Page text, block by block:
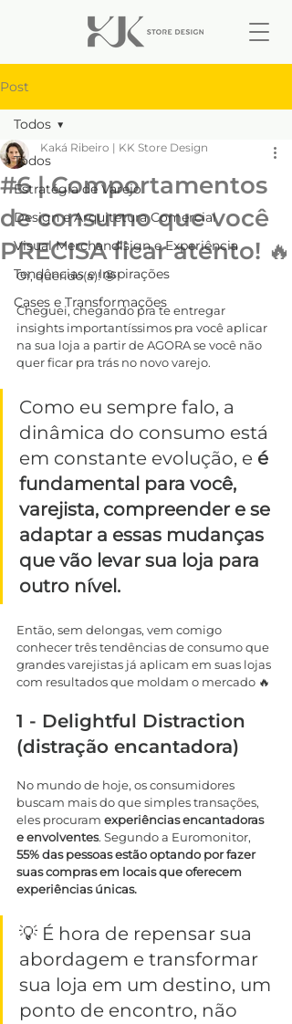
Post
Todos
Estratégia de Varejo
Design e Arquitetura Comercial
Visual Merchandisign e Experiência
Tendências e Inspirações
Cases e Transformações
Todos
#6 | Comportamentos
de consumo que você
PRECISA ficar atento! 🔥
Kaká Ribeiro | KK Store Design
Oi, querido(a)! 🤩
Cheguei, chegando pra te entregar
insights importantíssimos pra você aplicar
na sua loja a partir de AGORA se você não
quer ficar pra trás no novo varejo.
Como eu sempre falo, a
dinâmica do consumo está
em constante evolução, e é
fundamental para você,
varejista, compreender e se
adaptar a essas mudanças
que vão levar sua loja para
outro nível.
Então, sem delongas, vem comigo
conhecer três tendências de consumo que
grandes varejistas já aplicam em suas lojas
com resultados que moldam o mercado 🔥
1 - Delightful Distraction
(distração encantadora)
No mundo de hoje, os consumidores
buscam mais do que simples transações,
eles procuram experiências encantadoras
e envolventes. Segundo a Euromonitor,
55% das pessoas estão optando por fazer
suas compras em locais que oferecem
experiências únicas.
💡 É hora de repensar sua
abordagem e transformar
sua loja em um destino, um
ponto de encontro, não